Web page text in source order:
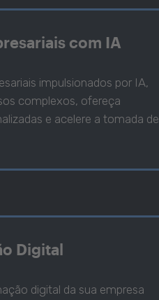
com IA
impulsionados por IA,
complexos, ofereça
e acelere a tomada de
Digital
digital da sua empresa